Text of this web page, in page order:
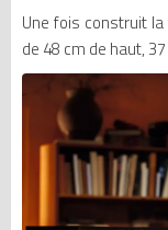
Une fois construit
de 48 cm de haut,